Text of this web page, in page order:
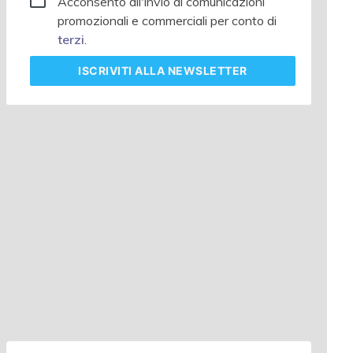
promozionali e commerciali per conto di
terzi.
ISCRIVITIALLA NEWSLETTER